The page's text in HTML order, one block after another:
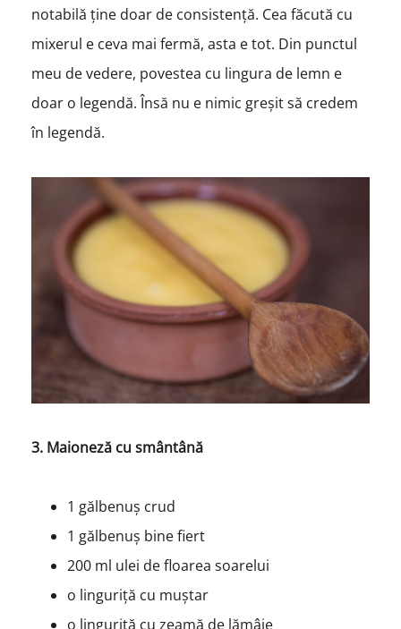
notabilă ține doar de consistență. Cea făcută cu
mixerul e ceva mai fermă, asta e tot. Din punctul
meu de vedere, povestea cu lingura de lemn e
doar o legendă. Însă nu e nimic greșit să credem
în legendă.
3. Maioneză cu smântână
1 gălbenuș crud
1 gălbenuș bine fiert
200 ml ulei de floarea soarelui
o linguriță cu muștar
o linguriță cu zeamă de lămâie